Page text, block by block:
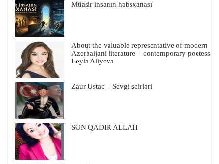
Müasir insanın həbsxanası
About the valuable representative of modern
Azerbaijani literature – contemporary poetess
Leyla Aliyeva
Zaur Ustac – Sevgi şeirləri
SƏN QADIR ALLAH